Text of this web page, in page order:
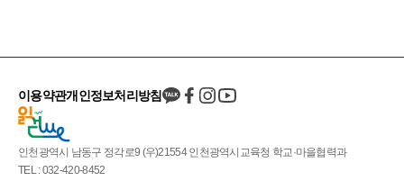
인천광역시 남동구 정각로9 (우)21554 인천광역시교육청 학교·마을협력과
TEL : 032-420-8452
이용약관개인정보처리방침